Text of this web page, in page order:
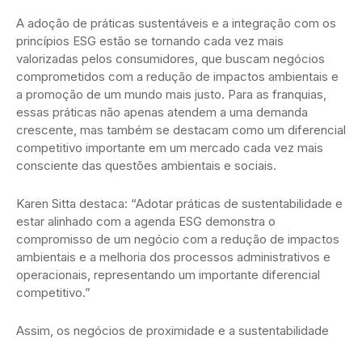
A adoção de práticas sustentáveis e a integração com os
princípios ESG estão se tornando cada vez mais
valorizadas pelos consumidores, que buscam negócios
comprometidos com a redução de impactos ambientais e
a promoção de um mundo mais justo. Para as franquias,
essas práticas não apenas atendem a uma demanda
crescente, mas também se destacam como um diferencial
competitivo importante em um mercado cada vez mais
consciente das questões ambientais e sociais.
Karen Sitta destaca: “Adotar práticas de sustentabilidade e
estar alinhado com a agenda ESG demonstra o
compromisso de um negócio com a redução de impactos
ambientais e a melhoria dos processos administrativos e
operacionais, representando um importante diferencial
competitivo.”
Assim, os negócios de proximidade e a sustentabilidade